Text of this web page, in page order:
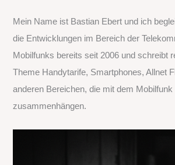
n
n
a
h
:
Mein Name ist Bastian Ebert und ich
die Entwicklungen im Bereich der
Mobilfunks bereits seit 2006 und schreibt
Theme Handytarife, Smartphones, Allnet
anderen Bereichen, die mit dem Mobilfunk
zusammenhängen.